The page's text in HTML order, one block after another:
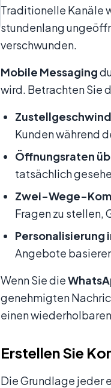
Traditionelle Kanäle
stundenlang
verschwunden.
Mobile Messaging
wird. Betrachten Sie
Kunden während
Öffnungsraten
tatsächlich
Zwei-Wege-
Fragen zu stellen,
Personalisierung
Angebote
Wenn Sie die
genehmigten
einen
Erstellen Sie
Die Grundlage jeder